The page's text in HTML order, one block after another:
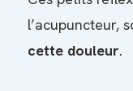
l’acupuncteur,
cette douleur.